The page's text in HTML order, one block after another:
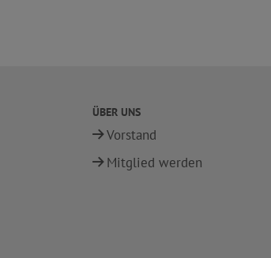
ÜBER UNS
Vorstand
Mitglied werden